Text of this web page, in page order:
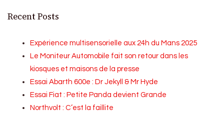
Recent Posts
Expérience multisensorielle aux 24h du Mans 2025
Le Moniteur Automobile fait son retour dans les
kiosques et maisons de la presse
Essai Abarth 600e : Dr Jekyll & Mr Hyde
Essai Fiat : Petite Panda devient Grande
Northvolt : C’est la faillite